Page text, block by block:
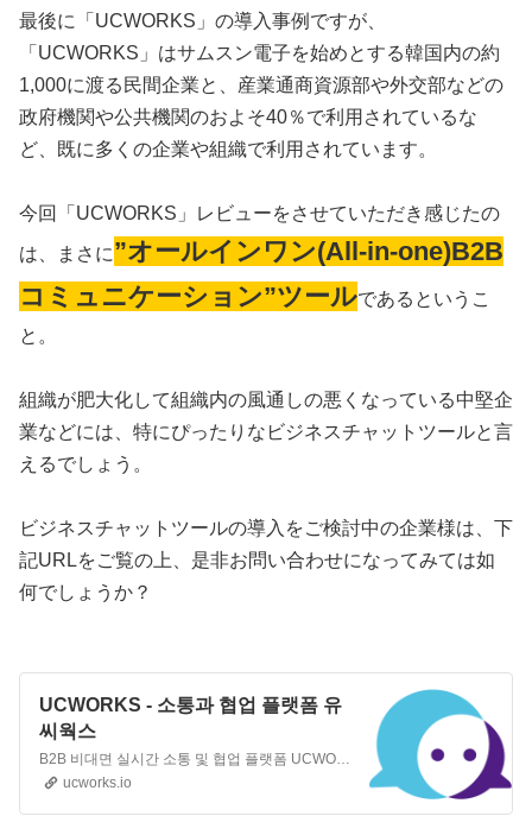
最後に「UCWORKS」の導入事例ですが、
「UCWORKS」はサムスン電子を始めとする韓国内の約
1,000に渡る民間企業と、産業通商資源部や外交部などの
政府機関や公共機関のおよそ40％で利用されているな
ど、既に多くの企業や組織で利用されています。
今回「UCWORKS」レビューをさせていただき感じたの
は、まさに”オールインワン(All-in-one)B2B
コミュニケーション”ツールであるというこ
と。
組織が肥大化して組織内の風通しの悪くなっている中堅企
業などには、特にぴったりなビジネスチャットツールと言
えるでしょう。
ビジネスチャットツールの導入をご検討中の企業様は、下
記URLをご覧の上、是非お問い合わせになってみては如
何でしょうか？
UCWORKS - 소통과 협업 플랫폼 유
씨웍스
B2B 비대면 실시간 소통 및 협업 플랫폼 UCWORKS 업무용 실시간 대화, 쪽지, 파일송수신, 원격제어, IPT, 화상회의 솔루션 및 클라우드 제공
ucworks.io